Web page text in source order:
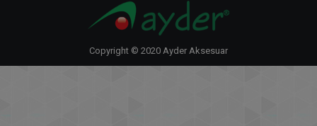
Copyright © 2020 Ayder Aksesuar